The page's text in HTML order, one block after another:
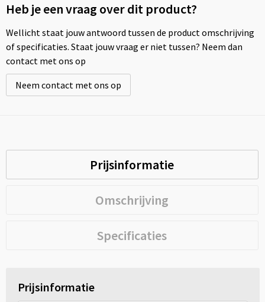
Heb je een vraag over dit product?
Wellicht staat jouw antwoord tussen de product omschrijving
of specificaties. Staat jouw vraag er niet tussen? Neem dan
contact met ons op
Neem contact met ons op
Prijsinformatie
Omschrijving
Specificaties
Prijsinformatie